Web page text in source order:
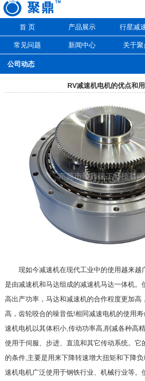
首 页 产品展示 行星减
常见问题 新闻中心 关于聚
公司动态
RV减速机电机的优点和
现如今减速机在现代工业中的使用越来越
是由减速机和马达组成的减速机马达一体机。
高出产功率，马达和减速机的合作程度更加高
高，齿轮咬合的噪音低!相同减速电机的使用
速机电机以其体积小,传动功率高,削减各种高
使用于伺服、步进、直流和其它传动系统。它
的条件,主要是用来下降转速增大扭矩和下降
速机电机广泛使用于钢铁行业、机械行业等。